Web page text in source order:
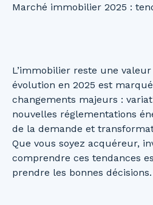
Marché immobilier 2025 :
L’immobilier reste une
évolution en 2025 est
changements majeurs :
nouvelles réglementations
de la demande et
Que vous soyez acquéreur,
comprendre ces tendances
prendre les bonnes décisions.